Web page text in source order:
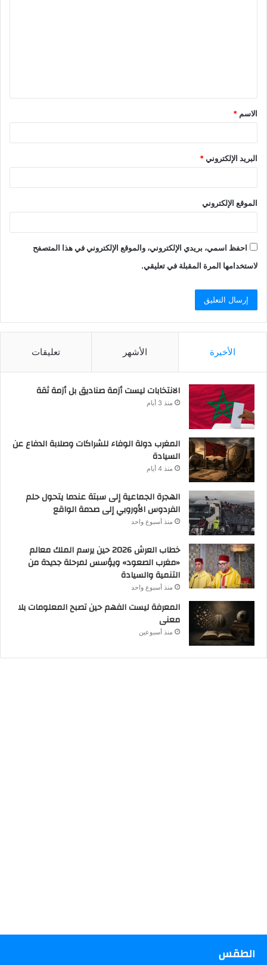
الاسم *
البريد الإلكتروني*
الموقع الإلكتروني
احفظ اسمي، بريدي الإلكتروني، والموقع الإلكتروني في هذا المتصفح
لاستخدامها المرة المقبلة في تعليقي.
الأخيرة الأشهر تعليقات
الانتخابات ليست أزمة صناديق بل أزمة ثقة
منذ 3 أيام
المغرب دولة الوفاء للشراكات وصلابة الدفاع عن
السيادة
منذ 4 أيام
الهجرة الجماعية إلى سبتة عندما يتحول حلم
الفردوس الأوروبي إلى صدمة الواقع
منذ أسبوع واحد
خطاب العرش 2026 حين يرسم الملك معالم
«مغرب الصعود» ويؤسس لمرحلة جديدة من
التنمية والسيادة
منذ أسبوع واحد
المعرفة ليست الفهم حين تصبح المعلومات بلا
معنى
منذ أسبوعين
الطقس